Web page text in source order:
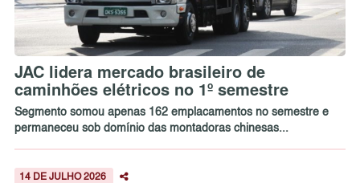
JAC lidera mercado brasileiro de
caminhões elétricos no 1º semestre
Segmento somou apenas 162 emplacamentos no semestre e
permaneceu sob domínio das montadoras chinesas...
14 DE JULHO 2026